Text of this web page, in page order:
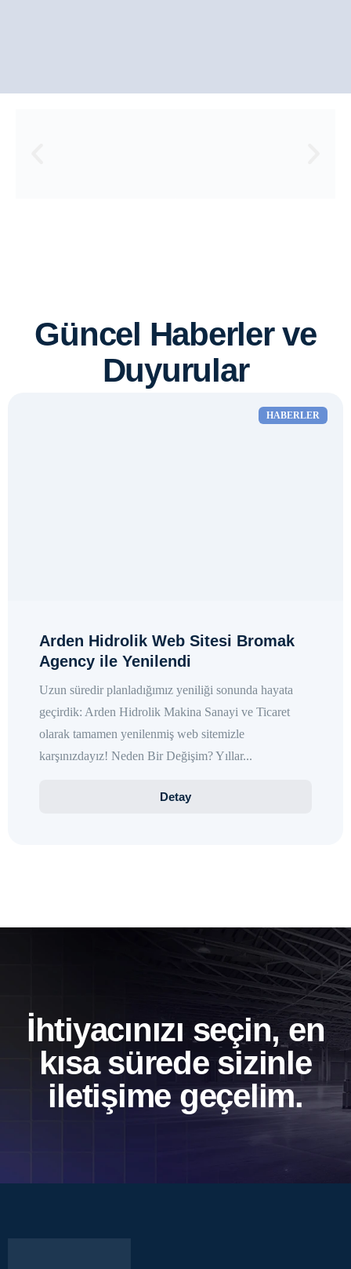
Güncel Haberler ve
Duyurular
HABERLER
Arden Hidrolik Web Sitesi Bromak
Agency ile Yenilendi
Uzun süredir planladığımız yeniliği sonunda hayata
geçirdik: Arden Hidrolik Makina Sanayi ve Ticaret
olarak tamamen yenilenmiş web sitemizle
karşınızdayız! Neden Bir Değişim? Yıllar...
Detay
İhtiyacınızı seçin, en
kısa sürede sizinle
iletişime geçelim.